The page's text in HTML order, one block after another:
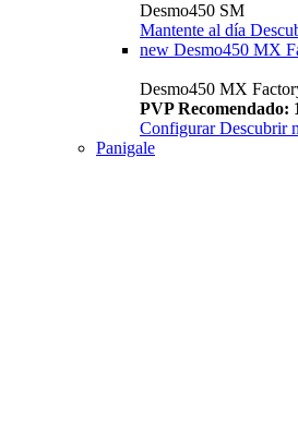
Desmo450 SM
Mantente al día
new Desmo450 MX
Desmo450 MX
PVP Recomendado:
Configurar Descubrir
Panigale